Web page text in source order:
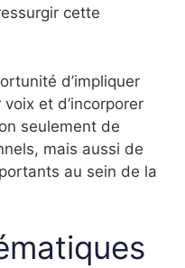
cette
d’impliquer
et d’incorporer
seulement de
mais aussi de
au sein de la